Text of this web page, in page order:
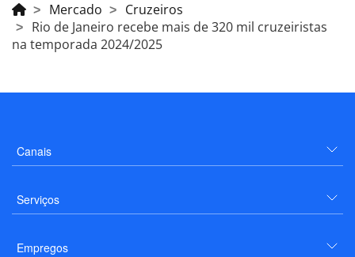
Mercado
Cruzeiros
Rio de Janeiro recebe mais de 320 mil cruzeiristas
na temporada 2024/2025
Canais
Serviços
Empregos